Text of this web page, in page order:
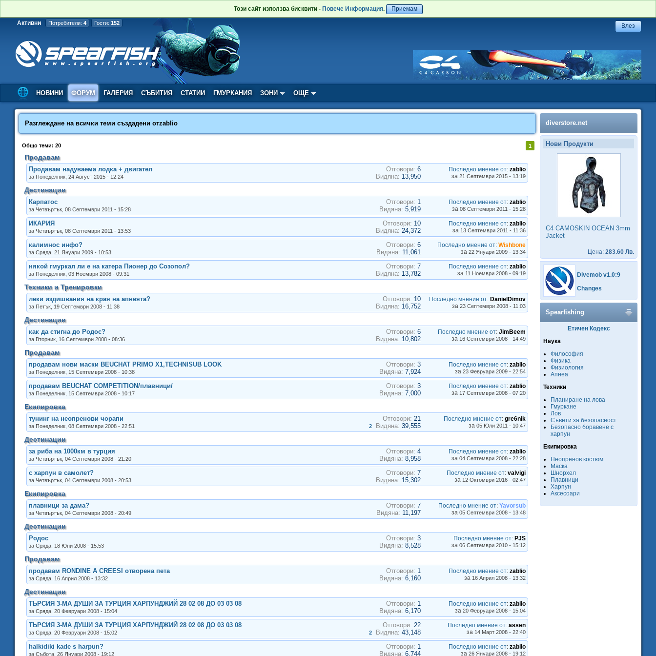
Този сайт използва бисквити - Повече Информация. Приемам
Активни Потребители: 4 Гости: 152
НОВИНИ ФОРУМ ГАЛЕРИЯ СЪБИТИЯ СТАТИИ ГМУРКАНИЯ ЗОНИ ОЩЕ
Разглеждане на всички теми създадени отzablio
Общо теми: 20 1
Продавам
Продавам надуваема лодка + двигател Отговори: 6
Видяна: 13,950
Последно мнение от: zablio
за 21 Септември 2015 - 13:19
за Понеделник, 24 Август 2015 - 12:24
Дестинации
Карпатос Отговори: 1
Видяна: 5,919
Последно мнение от: zablio
за 08 Септември 2011 - 15:28
за Четвъртък, 08 Септември 2011 - 15:28
ИКАРИЯ Отговори: 10
Видяна: 24,372
Последно мнение от: zablio
за 13 Септември 2011 - 11:36
за Четвъртък, 08 Септември 2011 - 13:53
калимнос инфо? Отговори: 6
Видяна: 11,061
Последно мнение от: Wishbone
за 22 Януари 2009 - 13:34
за Сряда, 21 Януари 2009 - 10:53
някой гмуркал ли е на катера Пионер до Созопол? Отговори: 7
Видяна: 13,782
Последно мнение от: zablio
за 11 Ноември 2008 - 09:19
за Понеделник, 03 Ноември 2008 - 09:31
Техники и Тренировки
леки издишвания на края на апнеята? Отговори: 10
Видяна: 16,752
Последно мнение от: DanielDimov
за 23 Септември 2008 - 11:03
за Петък, 19 Септември 2008 - 11:38
Дестинации
как да стигна до Родос? Отговори: 6
Видяна: 10,802
Последно мнение от: JimBeem
за 16 Септември 2008 - 14:49
за Вторник, 16 Септември 2008 - 08:36
Продавам
продавам нови маски BEUCHAT PRIMO X1,TECHNISUB LOOK Отговори: 3
Видяна: 7,924
Последно мнение от: zablio
за 23 Февруари 2009 - 22:54
за Понеделник, 15 Септември 2008 - 10:38
продавам BEUCHAT COMPETITION/плавници/ Отговори: 3
Видяна: 7,000
Последно мнение от: zablio
за 17 Септември 2008 - 07:20
за Понеделник, 15 Септември 2008 - 10:17
Екипировка
тунинг на неопренови чорапи Отговори: 21
Видяна: 39,555
Последно мнение от: gre6nik
за 05 Юли 2011 - 10:47
за Понеделник, 08 Септември 2008 - 22:51 2
Дестинации
за риба на 1000км в турция Отговори: 4
Видяна: 8,958
Последно мнение от: zablio
за 04 Септември 2008 - 22:28
за Четвъртък, 04 Септември 2008 - 21:20
с харпун в самолет? Отговори: 7
Видяна: 15,302
Последно мнение от: valvigi
за 12 Октомври 2016 - 02:47
за Четвъртък, 04 Септември 2008 - 20:53
Екипировка
плавници за дама? Отговори: 7
Видяна: 11,197
Последно мнение от: Yavorsub
за 05 Септември 2008 - 13:48
за Четвъртък, 04 Септември 2008 - 20:49
Дестинации
Родос Отговори: 3
Видяна: 8,528
Последно мнение от: PJS
за 06 Септември 2010 - 15:12
за Сряда, 18 Юни 2008 - 15:53
Продавам
продавам RONDINE A CREESI отворена пета Отговори: 1
Видяна: 6,160
Последно мнение от: zablio
за 16 Април 2008 - 13:32
за Сряда, 16 Април 2008 - 13:32
Дестинации
ТЬРСИЯ 3-МА ДУШИ ЗА ТУРЦИЯ ХАРПУНДЖИЙ 28 02 08 ДО 03 03 08 Отговори: 1
Видяна: 6,170
Последно мнение от: zablio
за 20 Февруари 2008 - 15:04
за Сряда, 20 Февруари 2008 - 15:04
ТЬРСИЯ 3-МА ДУШИ ЗА ТУРЦИЯ ХАРПУНДЖИЙ 28 02 08 ДО 03 03 08 Отговори: 22
Видяна: 43,148
Последно мнение от: assen
за 14 Март 2008 - 22:40
за Сряда, 20 Февруари 2008 - 15:02 2
halkidiki kade s harpun? Отговори: 1
Видяна: 6,744
Последно мнение от: zablio
за 26 Януари 2008 - 19:12
за Събота, 26 Януари 2008 - 19:12
diverstore.net
Нови Продукти
C4 CAMOSKIN OCEAN 3mm
Jacket
Цена: 283.60 Лв.
Divemob v1.0:9
Changes
Spearfishing
Етичен Кодекс
Наука
Философия
Физика
Физиология
Апнеа
Техники
Планиране на лова
Гмуркане
Лов
Съвети за безопасност
Безопасно боравене с
харпун
Екипировка
Неопренов костюм
Маска
Шнорхел
Плавници
Харпун
Аксесоари